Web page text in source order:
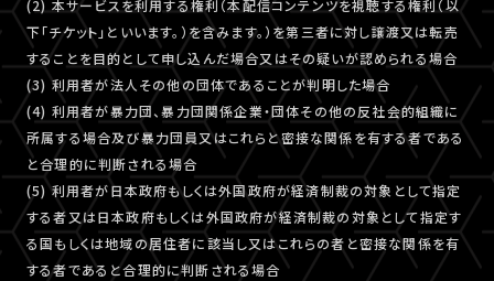
(2) 本サービスを利用する権利（本配信コンテンツを視聴する権利（以
下「チケット」といいます。）を含みます。）を第三者に対し譲渡又は転売
することを目的として申し込んだ場合又はその疑いが認められる場合
(3) 利用者が法人その他の団体であることが判明した場合
(4) 利用者が暴力団、暴力団関係企業・団体その他の反社会的組織に
所属する場合及び暴力団員又はこれらと密接な関係を有する者である
と合理的に判断される場合
(5) 利用者が日本政府もしくは外国政府が経済制裁の対象として指定
する者又は日本政府もしくは外国政府が経済制裁の対象として指定す
る国もしくは地域の居住者に該当し又はこれらの者と密接な関係を有
する者であると合理的に判断される場合